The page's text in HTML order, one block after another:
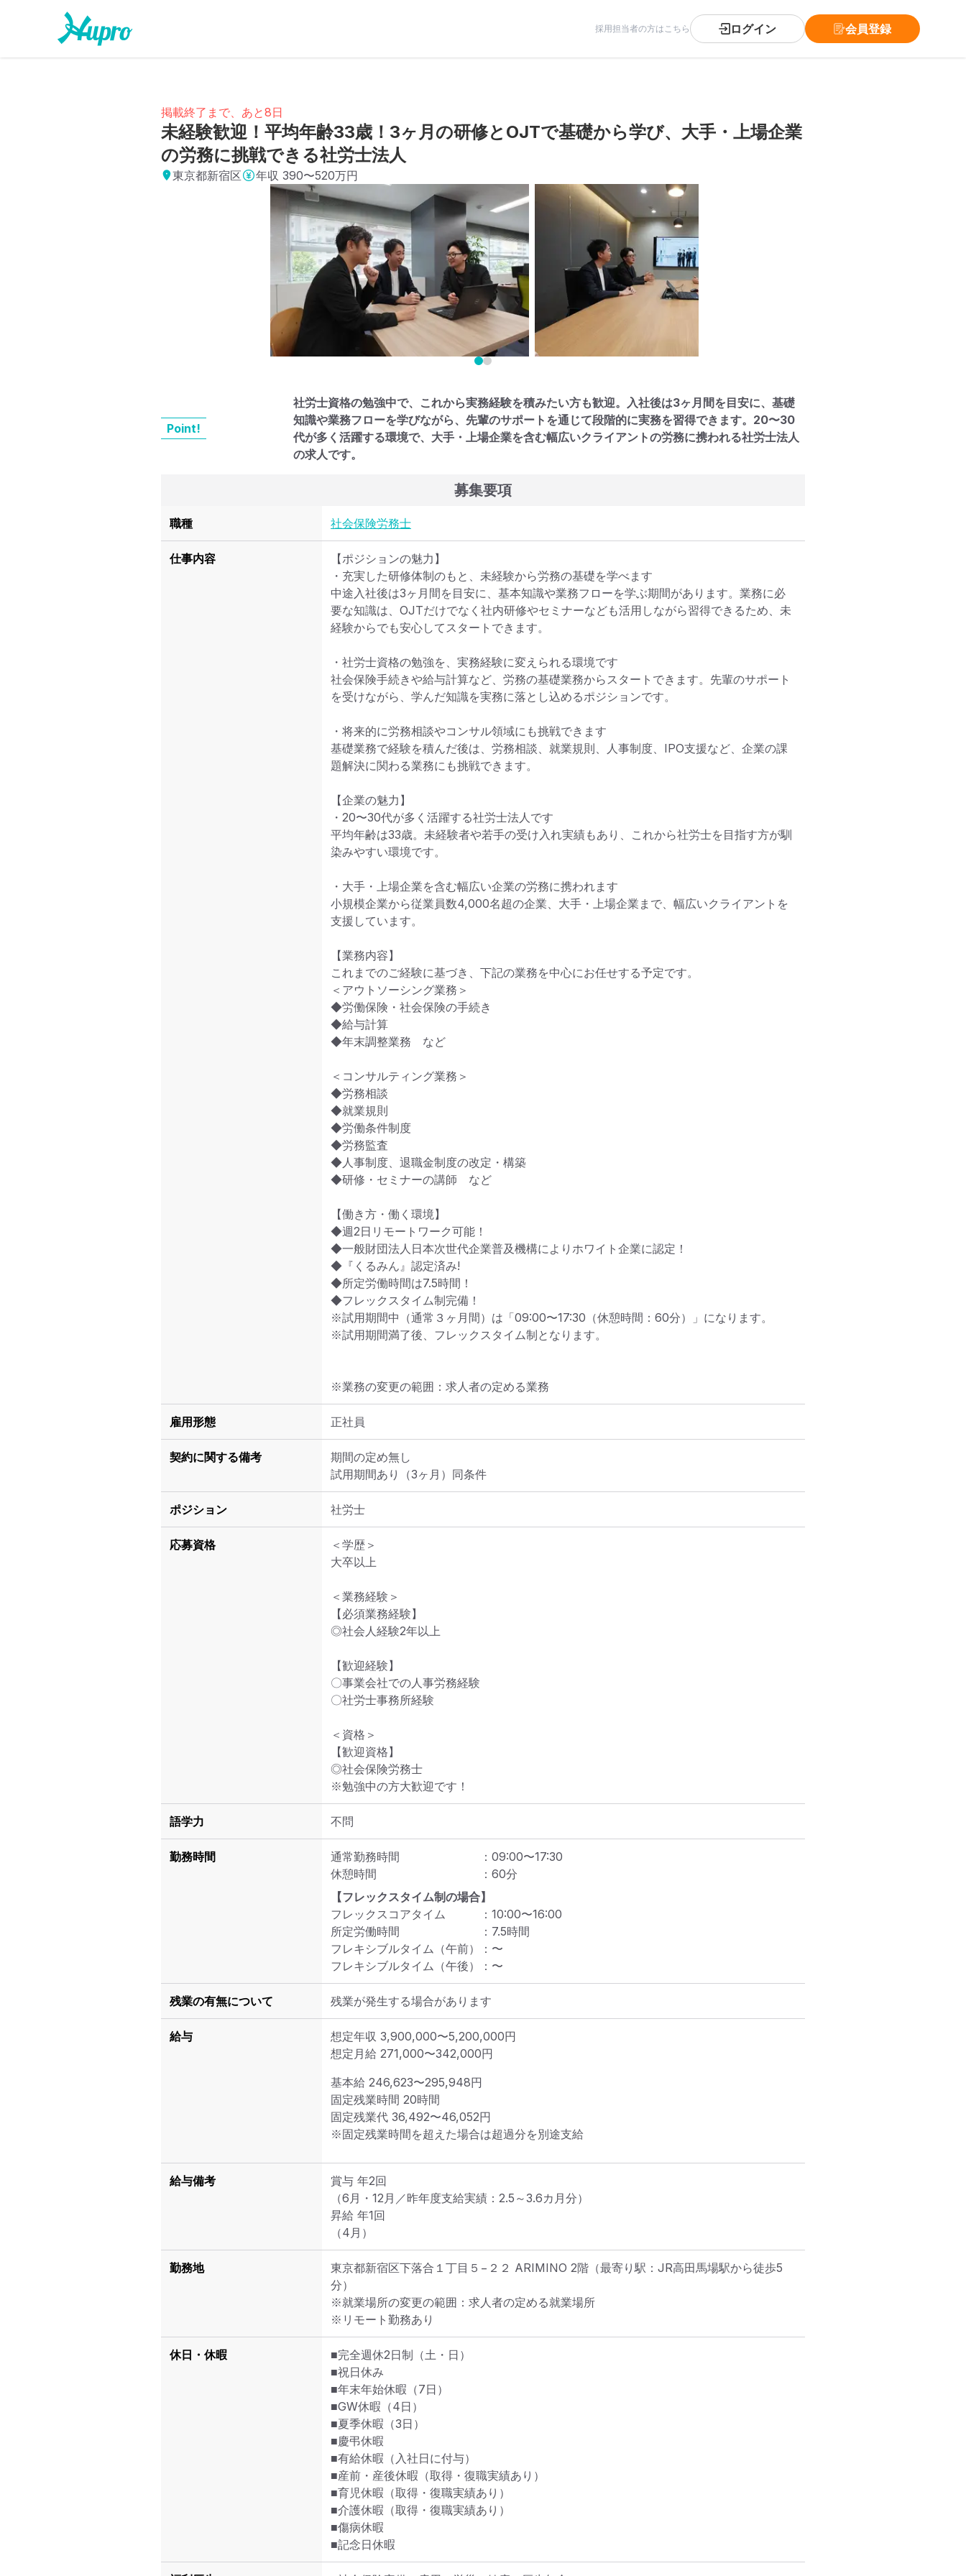
採用担当者の方はこちら ログイン 会員登録
掲載終了まで、あと8日
未経験歓迎！平均年齢33歳！3ヶ月の研修とOJTで基礎から学び、大手・上場企業
の労務に挑戦できる社労士法人
東京都新宿区 年収 390〜520万円
Point!
社労士資格の勉強中で、これから実務経験を積みたい方も歓迎。入社後は3ヶ月間を目安に、基礎
知識や業務フローを学びながら、先輩のサポートを通じて段階的に実務を習得できます。20〜30
代が多く活躍する環境で、大手・上場企業を含む幅広いクライアントの労務に携われる社労士法人
の求人です。
募集要項
職種 社会保険労務士
仕事内容
【ポジションの魅力】
・充実した研修体制のもと、未経験から労務の基礎を学べます
中途入社後は3ヶ月間を目安に、基本知識や業務フローを学ぶ期間があります。業務に必
要な知識は、OJTだけでなく社内研修やセミナーなども活用しながら習得できるため、未
経験からでも安心してスタートできます。
・社労士資格の勉強を、実務経験に変えられる環境です
社会保険手続きや給与計算など、労務の基礎業務からスタートできます。先輩のサポート
を受けながら、学んだ知識を実務に落とし込めるポジションです。
・将来的に労務相談やコンサル領域にも挑戦できます
基礎業務で経験を積んだ後は、労務相談、就業規則、人事制度、IPO支援など、企業の課
題解決に関わる業務にも挑戦できます。
【企業の魅力】
・20〜30代が多く活躍する社労士法人です
平均年齢は33歳。未経験者や若手の受け入れ実績もあり、これから社労士を目指す方が馴
染みやすい環境です。
・大手・上場企業を含む幅広い企業の労務に携われます
小規模企業から従業員数4,000名超の企業、大手・上場企業まで、幅広いクライアントを
支援しています。
【業務内容】
これまでのご経験に基づき、下記の業務を中心にお任せする予定です。
＜アウトソーシング業務＞
◆労働保険・社会保険の手続き
◆給与計算
◆年末調整業務　など
＜コンサルティング業務＞
◆労務相談
◆就業規則
◆労働条件制度
◆労務監査
◆人事制度、退職金制度の改定・構築
◆研修・セミナーの講師　など
【働き方・働く環境】
◆週2日リモートワーク可能！
◆一般財団法人日本次世代企業普及機構によりホワイト企業に認定！
◆『くるみん』認定済み!
◆所定労働時間は7.5時間！
◆フレックスタイム制完備！
※試用期間中（通常３ヶ月間）は「09:00〜17:30（休憩時間：60分）」になります。
※試用期間満了後、フレックスタイム制となります。
※業務の変更の範囲：求人者の定める業務
雇用形態 正社員
契約に関する備考
期間の定め無し
試用期間あり（3ヶ月）同条件
ポジション 社労士
応募資格
＜学歴＞
大卒以上
＜業務経験＞
【必須業務経験】
◎社会人経験2年以上
【歓迎経験】
〇事業会社での人事労務経験
〇社労士事務所経験
＜資格＞
【歓迎資格】
◎社会保険労務士
※勉強中の方大歓迎です！
語学力 不問
勤務時間 通常勤務時間 ： 09:00〜17:30
休憩時間
： 60分
【フレックスタイム制の場合】
フレックスコアタイム
： 10:00〜16:00
所定労働時間
： 7.5時間
フレキシブルタイム（午前）
： 〜
フレキシブルタイム（午後）
： 〜
残業の有無について 残業が発生する場合があります
給与 想定年収 3,900,000〜5,200,000円
想定月給 271,000〜342,000円
基本給 246,623〜295,948円
固定残業時間 20時間
固定残業代 36,492〜46,052円
※固定残業時間を超えた場合は超過分を別途支給
給与備考
賞与 年2回
（6月・12月／昨年度支給実績：2.5～3.6カ月分）
昇給 年1回
（4月）
勤務地 東京都新宿区下落合１丁目５−２２ ARIMINO 2階 （最寄り駅：JR高田馬場駅から徒歩5
分）
※就業場所の変更の範囲：求人者の定める就業場所
※リモート勤務あり
休日・休暇
■完全週休2日制（土・日）
■祝日休み
■年末年始休暇（7日）
■GW休暇（4日）
■夏季休暇（3日）
■慶弔休暇
■有給休暇（入社日に付与）
■産前・産後休暇（取得・復職実績あり）
■育児休暇（取得・復職実績あり）
■介護休暇（取得・復職実績あり）
■傷病休暇
■記念日休暇